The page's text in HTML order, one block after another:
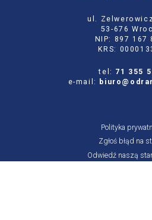
ul.
53-676
NIP: 897 167
KRS:
tel: 71 355
e-mail:
Polityka
Zgłoś błąd na
Odwiedź naszą